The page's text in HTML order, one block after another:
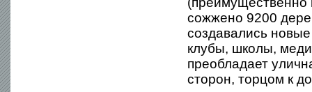
сожжено 9200
создавались
клубы, школы,
преобладает
сторон, торцом к